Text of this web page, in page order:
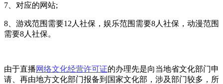
7、对应的网站;
8、游戏范围需要12人社保，娱乐范围需要8人社保，动漫范围
需要8人社保。
由于直播网络文化经营许可证的办理先是向当地省文化部门申
请、再由地方文化部门报备到国家文化部，涉及部门较多，所